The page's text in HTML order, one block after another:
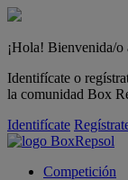
¡Hola! Bienvenida/o
Identifícate o
la comunidad Box
Identifícate
Competición